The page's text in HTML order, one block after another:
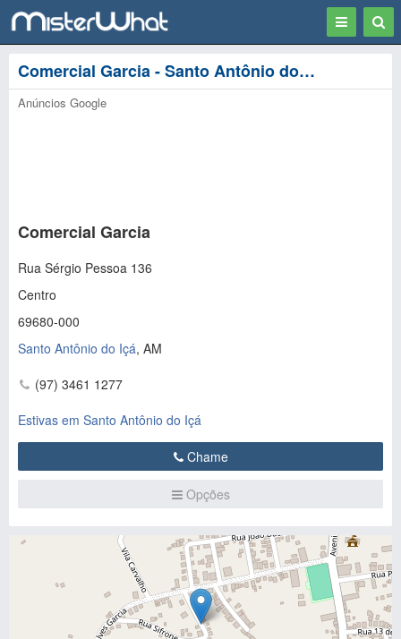
Toggle
Comercial Garcia - Santo Antônio do Içá
Anúncios Google
Comercial Garcia
Rua Sérgio Pessoa 136
Centro
69680-000
Santo Antônio do Içá, AM
(97) 3461 1277
Estivas em Santo Antônio do Içá
Chame
Opções